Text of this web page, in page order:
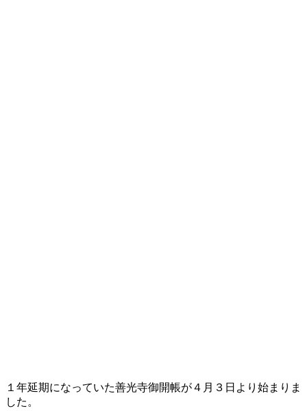
１年延期になっていた善光寺御開帳が４月３日より始まりま
した。